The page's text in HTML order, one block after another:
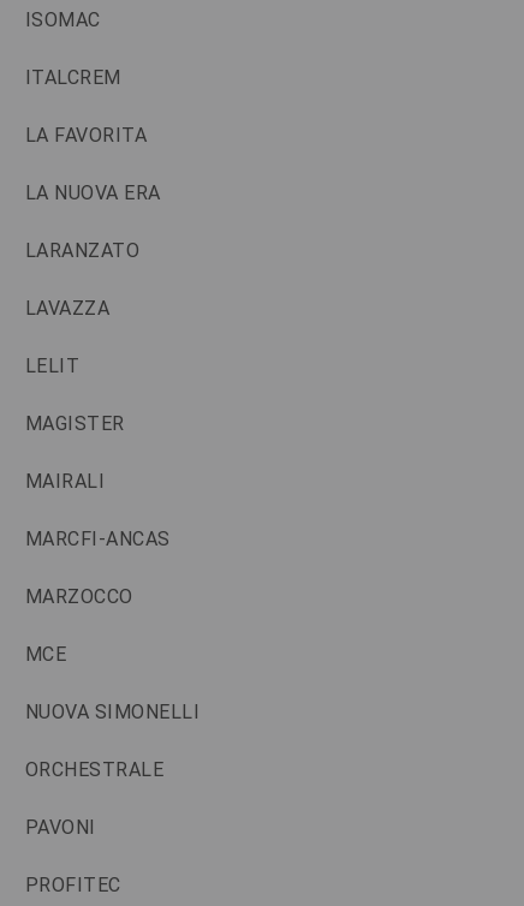
ISOMAC
ITALCREM
LA FAVORITA
LA NUOVA ERA
LARANZATO
LAVAZZA
LELIT
MAGISTER
MAIRALI
MARCFI-ANCAS
MARZOCCO
MCE
NUOVA SIMONELLI
ORCHESTRALE
PAVONI
PROFITEC